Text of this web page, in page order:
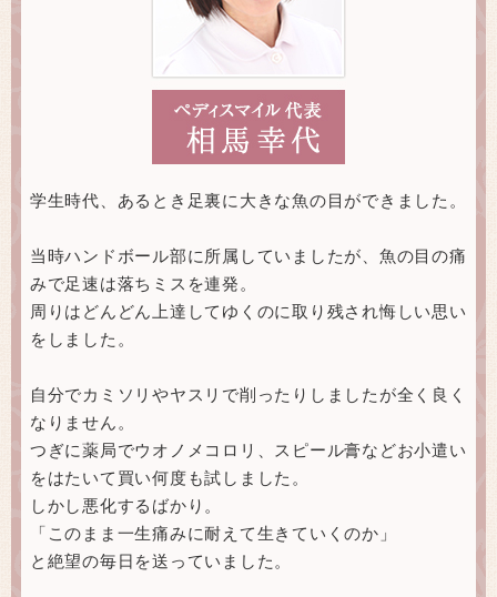
学生時代、あるとき足裏に大きな魚の目ができました。
当時ハンドボール部に所属していましたが、魚の目の痛
みで足速は落ちミスを連発。
周りはどんどん上達してゆくのに取り残され悔しい思い
をしました。
自分でカミソリやヤスリで削ったりしましたが全く良く
なりません。
つぎに薬局でウオノメコロリ、スピール膏などお小遣い
をはたいて買い何度も試しました。
しかし悪化するばかり。
「このまま一生痛みに耐えて生きていくのか」
と絶望の毎日を送っていました。